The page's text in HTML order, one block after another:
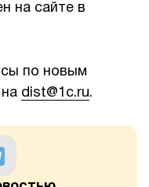
на сайте в
по новым
dist@1c.ru.